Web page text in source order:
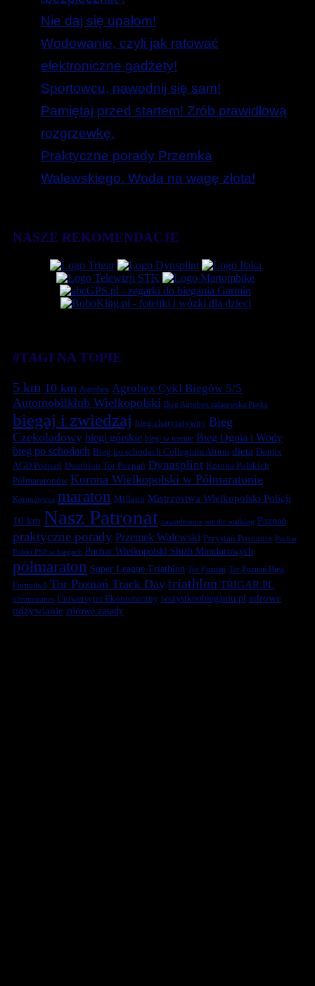
Nie daj się upałom!
Wodowanie, czyli jak ratować
elektroniczne gadżety!
Sportowcu, nawodnij się sam!
Pamiętaj przed startem! Zrób prawidłową
rozgrzewkę.
Praktyczne porady Przemka
Walewskiego. Woda na wagę złota!
NASZE REKOMENDACJE
#TAGI NA TOPIE
5 km 10 km Agrobex Agrobex Cykl Biegów 5/5
Automobilklub Wielkopolski Bieg Agrobex zalasewska Piątka
biegaj i zwiedzaj bieg charytatywny Bieg
Czekoladowy biegi górskie biegi w terenie Bieg Ognia i Wody
bieg po schodach Bieg po schodach Collegium Altum dieta Domix
AGD Poznań Duathlon Tor Poznań Dynasplint Korona Polskich
Półmaratonów Korona Wielkopolski w Półmaratonie
Koronawirus maraton Millano Mistrzostwa Wielkopolski Policji
10 km Nasz Patronat nawodnienie nordic walking Poznań
praktyczne porady Przemek Walewski Przystań Posnania Puchar
Polski PSP w biegach Puchar Wielkopolski Służb Mundurowych
półmaraton Super League Triathlon Tor Poznań Tor Poznań Bieg
Formuła 1 Tor Poznań Track Day triathlon TRIGAR.PL
ultramaraton Uniwersytet Ekonomiczny wszystkoobieganiu.pl zdrowe
odżywianie zdrowe zasady